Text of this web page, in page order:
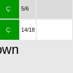
Ç: 5/6
Ç: 14/18